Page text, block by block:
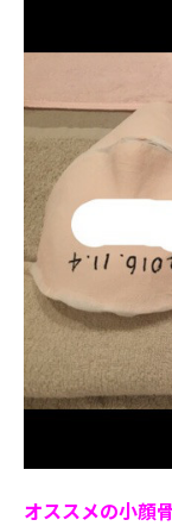
オススメの小顔